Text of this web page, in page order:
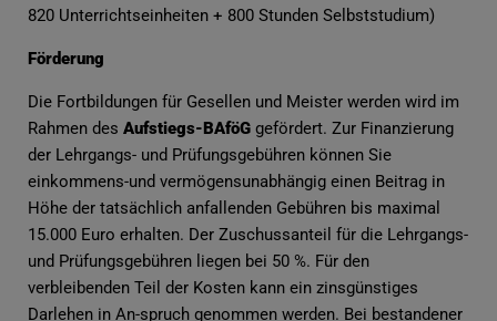
820 Unterrichtseinheiten + 800 Stunden Selbststudium)
Förderung
Die Fortbildungen für Gesellen und Meister werden wird im
Rahmen des Aufstiegs-BAföG gefördert. Zur Finanzierung
der Lehrgangs- und Prüfungsgebühren können Sie
einkommens-und vermögensunabhängig einen Beitrag in
Höhe der tatsächlich anfallenden Gebühren bis maximal
15.000 Euro erhalten. Der Zuschussanteil für die Lehrgangs-
und Prüfungsgebühren liegen bei 50 %. Für den
verbleibenden Teil der Kosten kann ein zinsgünstiges
Darlehen in An-spruch genommen werden. Bei bestandener